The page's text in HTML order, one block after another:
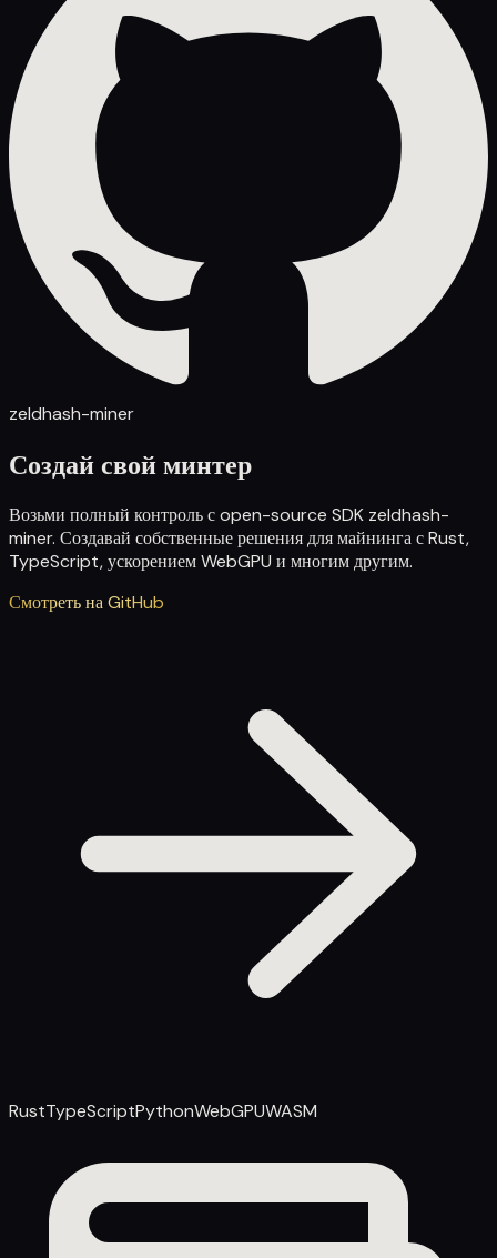
zeldhash-miner
Создай свой минтер
Возьми полный контроль с open-source SDK zeldhash-
miner. Создавай собственные решения для майнинга с Rust,
TypeScript, ускорением WebGPU и многим другим.
Смотреть на GitHub
RustTypeScriptPythonWebGPUWASM